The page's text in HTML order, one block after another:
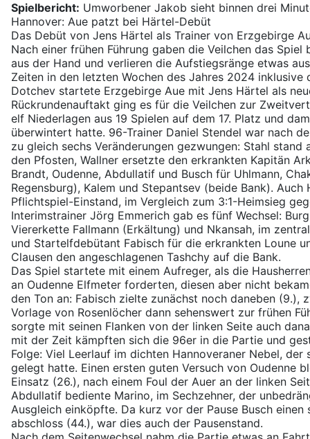
Spielbericht: Umworbener Jakob sieht binnen drei
Hannover: Aue patzt bei Härtel-Debüt
Das Debüt von Jens Härtel als Trainer von Erzgebirge
Nach einer frühen Führung gaben die Veilchen das Spiel
aus der Hand und verlieren die Aufstiegsränge etwas
Zeiten in den letzten Wochen des Jahres 2024 inklusive
Dotchev startete Erzgebirge Aue mit Jens Härtel als
Rückrundenauftakt ging es für die Veilchen zur
elf Niederlagen aus 19 Spielen auf dem 17. Platz und
überwintert hatte. 96-Trainer Daniel Stendel war nach
zu gleich sechs Veränderungen gezwungen: Stahl stand
den Pfosten, Wallner ersetzte den erkrankten Kapitän
Brandt, Oudenne, Abdullatif und Busch für Uhlmann,
Regensburg), Kalem und Stepantsev (beide Bank).
Pflichtspiel-Einstand, im Vergleich zum 3:1-Heimsieg
Interimstrainer Jörg Emmerich gab es fünf Wechsel:
Viererkette Fallmann (Erkältung) und Nkansah, im
und Startelfdebütant Fabisch für die erkrankten Loune
Clausen den angeschlagenen Tashchy auf die Bank.
Das Spiel startete mit einem Aufreger, als die
an Oudenne Elfmeter forderten, diesen aber nicht
den Ton an: Fabisch zielte zunächst noch daneben (9.),
Vorlage von Rosenlöcher dann sehenswert zur frühen
sorgte mit seinen Flanken von der linken Seite auch
mit der Zeit kämpften sich die 96er in die Partie und
Folge: Viel Leerlauf im dichten Hannoveraner Nebel,
gelegt hatte. Einen ersten guten Versuch von Oudenne
Einsatz (26.), nach einem Foul der Auer an der linken
Abdullatif bediente Marino, im Sechzehner, der
Ausgleich einköpfte. Da kurz vor der Pause Busch
abschloss (44.), war dies auch der Pausenstand.